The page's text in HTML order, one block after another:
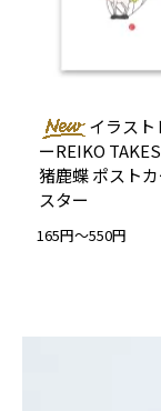
イラスト
ーREIKO
猪鹿蝶 ポスト
スター
165円～550円